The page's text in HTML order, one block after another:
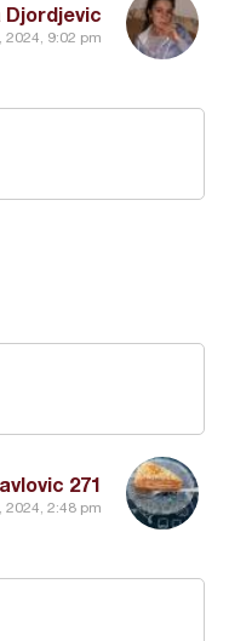
Djordjevic
2024, 9:02 pm
271
2024, 2:48 pm